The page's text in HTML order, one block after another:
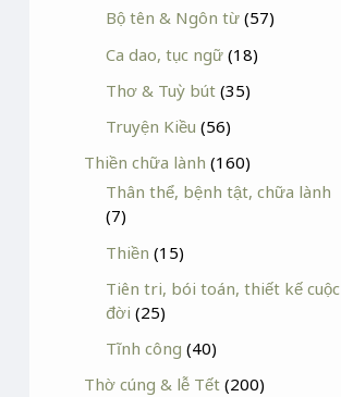
Bộ tên & Ngôn từ (57)
Ca dao, tục ngữ (18)
Thơ & Tuỳ bút (35)
Truyện Kiều (56)
Thiền chữa lành (160)
Thân thể, bệnh tật, chữa lành
(7)
Thiền (15)
Tiên tri, bói toán, thiết kế cuộc
đời (25)
Tĩnh công (40)
Thờ cúng & lễ Tết (200)